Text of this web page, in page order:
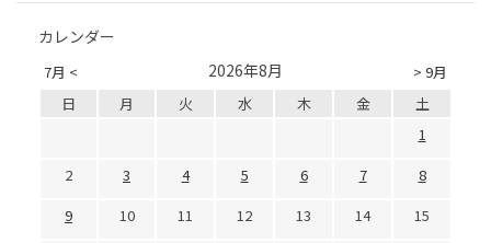
カレンダー
7月 < > 9月
2026年8月
日 月 火 水 木 金
土
1
2
3 4 5 6 7
8
9
10 11 12 13 14
15